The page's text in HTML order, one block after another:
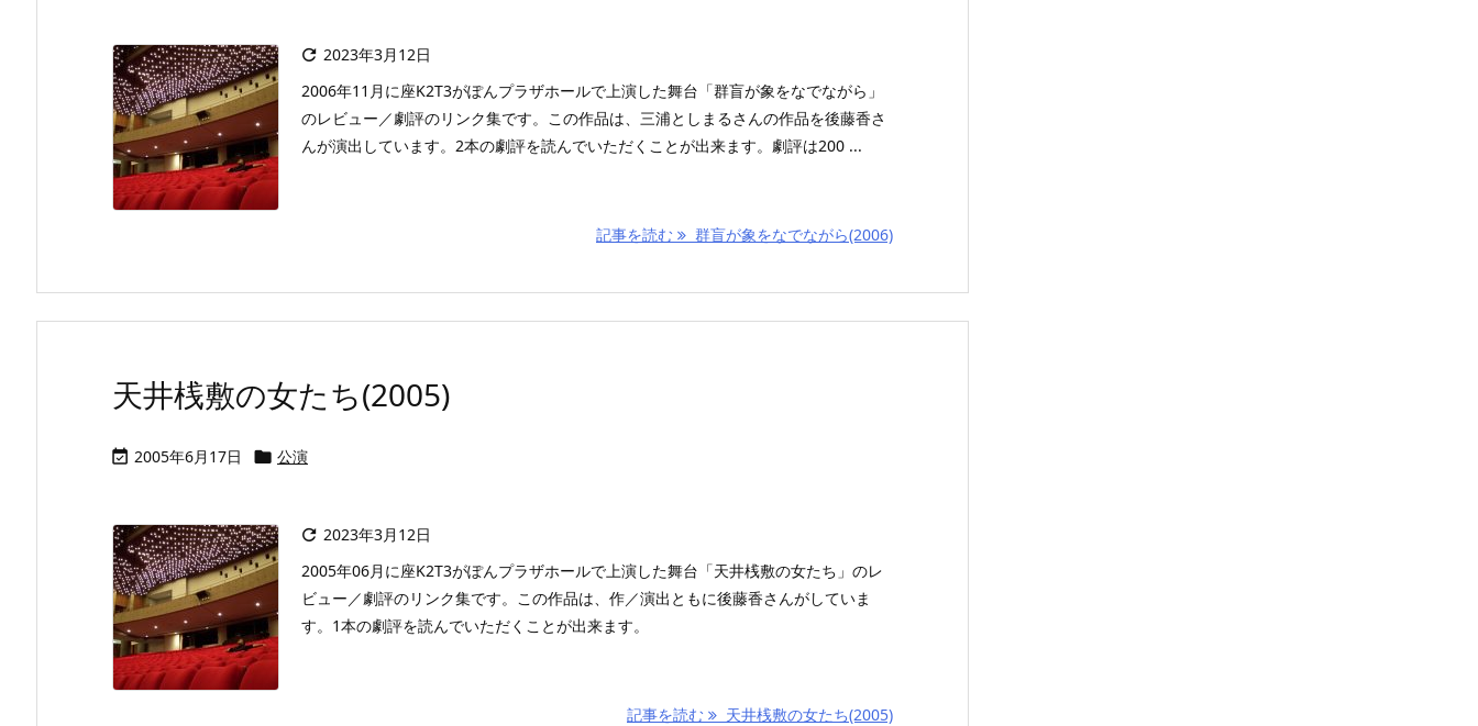
 2023年3月12日
2006年11月に座K2T3がぽんプラザホールで上演した舞台「群盲が象をなでながら」
のレビュー／劇評のリンク集です。この作品は、三浦としまるさんの作品を後藤香さ
んが演出しています。2本の劇評を読んでいただくことが出来ます。劇評は200 ...
記事を読む 群盲が象をなでながら(2006)
天井桟敷の女たち(2005)
 2005年6月17日  公演
 2023年3月12日
2005年06月に座K2T3がぽんプラザホールで上演した舞台「天井桟敷の女たち」のレ
ビュー／劇評のリンク集です。この作品は、作／演出ともに後藤香さんがしていま
す。1本の劇評を読んでいただくことが出来ます。
記事を読む 天井桟敷の女たち(2005)